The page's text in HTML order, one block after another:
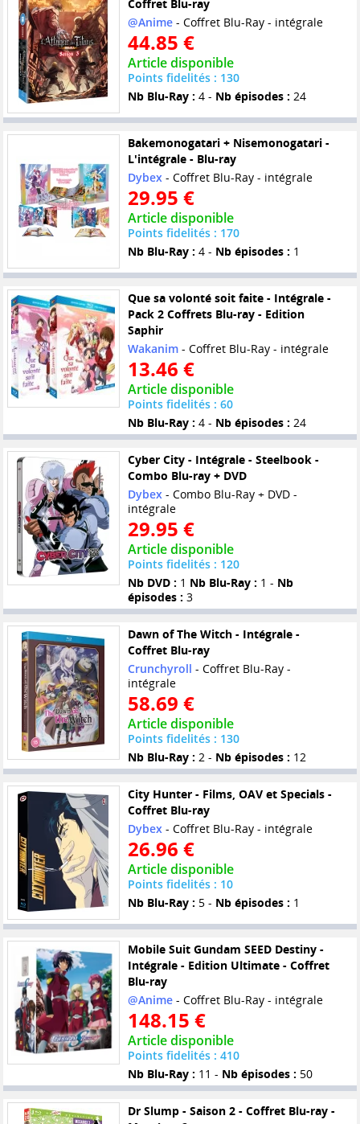
Coffret Blu-ray
@Anime- Coffret Blu-Ray - intégrale
44.85 €
Article disponible
Points fidelités : 130
Nb Blu-Ray : 4 - Nb épisodes : 24
Bakemonogatari + Nisemonogatari -
L'intégrale - Blu-ray
Dybex- Coffret Blu-Ray - intégrale
29.95 €
Article disponible
Points fidelités : 170
Nb Blu-Ray : 4 - Nb épisodes : 1
Que sa volonté soit faite - Intégrale -
Pack 2 Coffrets Blu-ray - Edition
Saphir
Wakanim- Coffret Blu-Ray - intégrale
13.46 €
Article disponible
Points fidelités : 60
Nb Blu-Ray : 4 - Nb épisodes : 24
Cyber City - Intégrale - Steelbook -
Combo Blu-ray + DVD
Dybex- Combo Blu-Ray + DVD -
intégrale
29.95 €
Article disponible
Points fidelités : 120
Nb DVD : 1 Nb Blu-Ray : 1 - Nb
épisodes : 3
Dawn of The Witch - Intégrale -
Coffret Blu-ray
Crunchyroll - Coffret Blu-Ray -
intégrale
58.69 €
Article disponible
Points fidelités : 130
Nb Blu-Ray : 2 - Nb épisodes : 12
City Hunter - Films, OAV et Specials -
Coffret Blu-ray
Dybex- Coffret Blu-Ray - intégrale
26.96 €
Article disponible
Points fidelités : 10
Nb Blu-Ray : 5 - Nb épisodes : 1
Mobile Suit Gundam SEED Destiny -
Intégrale - Edition Ultimate - Coffret
Blu-ray
@Anime- Coffret Blu-Ray - intégrale
148.15 €
Article disponible
Points fidelités : 410
Nb Blu-Ray : 11 - Nb épisodes : 50
Dr Slump - Saison 2 - Coffret Blu-ray -